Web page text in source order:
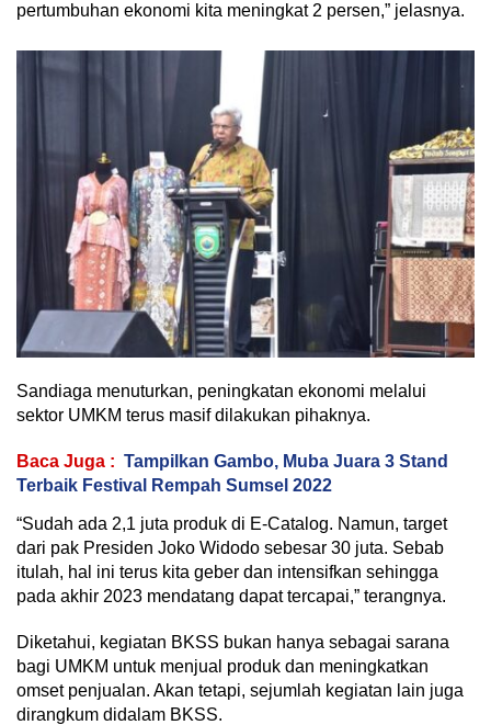
pertumbuhan ekonomi kita meningkat 2 persen,” jelasnya.
Sandiaga menuturkan, peningkatan ekonomi melalui
sektor UMKM terus masif dilakukan pihaknya.
Baca Juga : Tampilkan Gambo, Muba Juara 3 Stand
Terbaik Festival Rempah Sumsel 2022
“Sudah ada 2,1 juta produk di E-Catalog. Namun, target
dari pak Presiden Joko Widodo sebesar 30 juta. Sebab
itulah, hal ini terus kita geber dan intensifkan sehingga
pada akhir 2023 mendatang dapat tercapai,” terangnya.
Diketahui, kegiatan BKSS bukan hanya sebagai sarana
bagi UMKM untuk menjual produk dan meningkatkan
omset penjualan. Akan tetapi, sejumlah kegiatan lain juga
dirangkum didalam BKSS.